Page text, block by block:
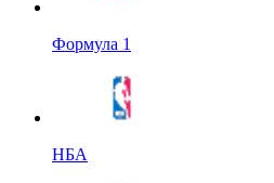
Формула 1
НБА